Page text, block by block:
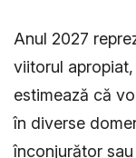
Anul 2027
viitorul
estimează că
în diverse
înconjurător